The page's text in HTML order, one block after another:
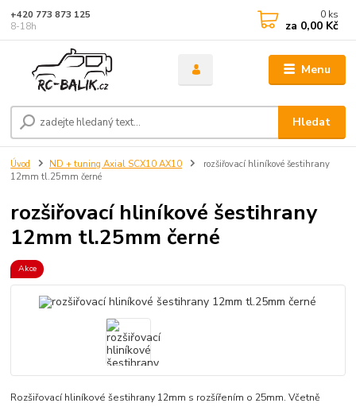
Menu
Hledat
+420 773 873 125
8-18h
0 ks
za 0,00 Kč
Úvod ND + tuning Axial SCX10 AX10
rozšiřovací hliníkové šestihrany
12mm tl.25mm černé
rozšiřovací hliníkové šestihrany
12mm tl.25mm černé
Akce
Rozšiřovací hliníkové šestihrany 12mm s rozšířením o 25mm. Včetně